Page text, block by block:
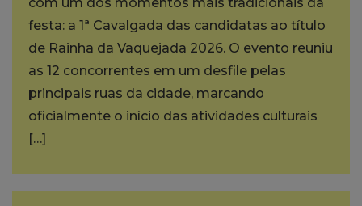
festa: a 1ª Cavalgada das candidatas ao título
de Rainha da Vaquejada 2026. O evento reuniu
as 12 concorrentes em um desfile pelas
principais ruas da cidade, marcando
oficialmente o início das atividades culturais
[…]